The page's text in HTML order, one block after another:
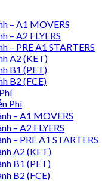
– A1 MOVERS
– A2 FLYERS
– PRE A1 STARTERS
A2 (KET)
B1 (PET)
B2 (FCE)
Phí
– A1 MOVERS
– A2 FLYERS
– PRE A1 STARTERS
A2 (KET)
B1 (PET)
B2 (FCE)